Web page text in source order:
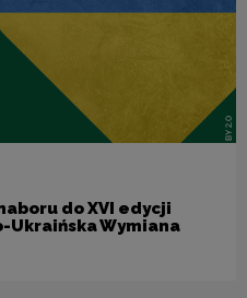
do XVI edycji
Ukraińska Wymiana